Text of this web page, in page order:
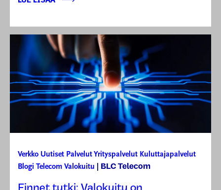
Verkko Uutiset PalvelutYrityspalvelut Kuluttajapalvelut
Blogi Telecom Valokuitu BLC Telecom